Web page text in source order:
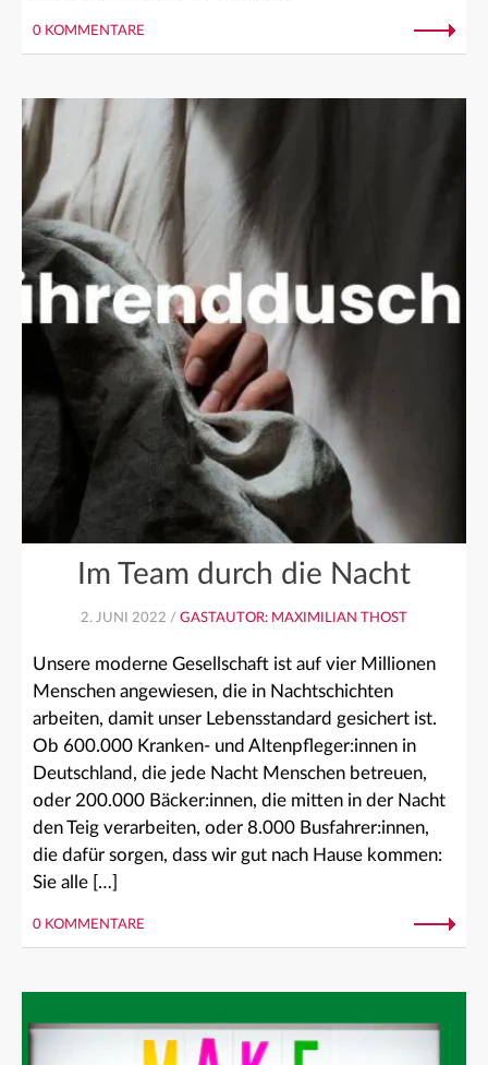
0 KOMMENTARE
Im Team durch die Nacht
2. JUNI 2022 / GASTAUTOR: MAXIMILIAN THOST
Unsere moderne Gesellschaft ist auf vier Millionen
Menschen angewiesen, die in Nachtschichten
arbeiten, damit unser Lebensstandard gesichert ist.
Ob 600.000 Kranken- und Altenpfleger:innen in
Deutschland, die jede Nacht Menschen betreuen,
oder 200.000 Bäcker:innen, die mitten in der Nacht
den Teig verarbeiten, oder 8.000 Busfahrer:innen,
die dafür sorgen, dass wir gut nach Hause kommen:
Sie alle […]
0 KOMMENTARE